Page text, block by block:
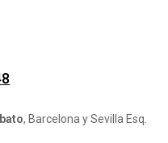
, Barcelona y Sevilla Esq.